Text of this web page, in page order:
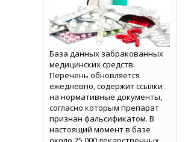
База данных забракованных
медицинских средств.
Перечень обновляется
ежедневно, содержит ссылки
на нормативные документы,
согласно которым препарат
признан фальсификатом. В
настоящий момент в базе